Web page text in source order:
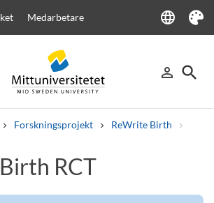
Medarbetare language
Language
Tema
person_outline
Logga in
search
Sök
Forskningsprojekt ReWrite Birth
KursplanerVälkomstbrevPersonal
RCT